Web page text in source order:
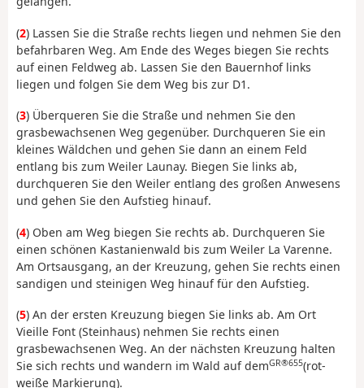
(2) Lassen Sie die Straße rechts liegen und nehmen Sie den
befahrbaren Weg. Am Ende des Weges biegen Sie rechts
auf einen Feldweg ab. Lassen Sie den Bauernhof links
liegen und folgen Sie dem Weg bis zur D1.
(3) Überqueren Sie die Straße und nehmen Sie den
grasbewachsenen Weg gegenüber. Durchqueren Sie ein
kleines Wäldchen und gehen Sie dann an einem Feld
entlang bis zum Weiler Launay. Biegen Sie links ab,
durchqueren Sie den Weiler entlang des großen Anwesens
und gehen Sie den Aufstieg hinauf.
(4) Oben am Weg biegen Sie rechts ab. Durchqueren Sie
einen schönen Kastanienwald bis zum Weiler La Varenne.
Am Ortsausgang, an der Kreuzung, gehen Sie rechts einen
sandigen und steinigen Weg hinauf für den Aufstieg.
(5) An der ersten Kreuzung biegen Sie links ab. Am Ort
Vieille Font (Steinhaus) nehmen Sie rechts einen
grasbewachsenen Weg. An der nächsten Kreuzung halten
Sie sich rechts und wandern im Wald auf demGR®655(rot-
weiße Markierung).